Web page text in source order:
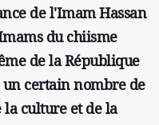
de l'Imam Hassan
du chiisme
de la République
certain nombre de
la culture et de la